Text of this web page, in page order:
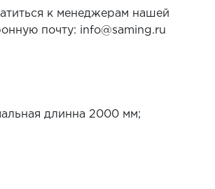
к менеджерам нашей
почту: info@saming.ru
длинна 2000 мм;